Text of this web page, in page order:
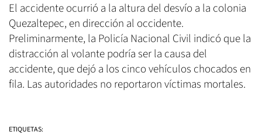
El accidente ocurrió a la altura del desvío a la colonia
Quezaltepec, en dirección al occidente.
Preliminarmente, la Policía Nacional Civil indicó que la
distracción al volante podría ser la causa del
accidente, que dejó a los cinco vehículos chocados en
fila. Las autoridades no reportaron víctimas mortales.
ETIQUETAS: